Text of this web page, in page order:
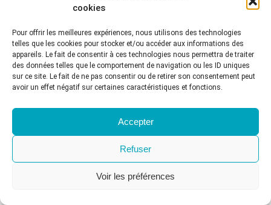
cookies
Pour offrir les meilleures expériences, nous utilisons des technologies
telles que les cookies pour stocker et/ou accéder aux informations des
appareils. Le fait de consentir à ces technologies nous permettra de traiter
des données telles que le comportement de navigation ou les ID uniques
sur ce site. Le fait de ne pas consentir ou de retirer son consentement peut
avoir un effet négatif sur certaines caractéristiques et fonctions.
Accepter
Refuser
Voir les préférences
retrouverons le 5…
© CR2PA - 2022. Tous droits réservés
Menu principal